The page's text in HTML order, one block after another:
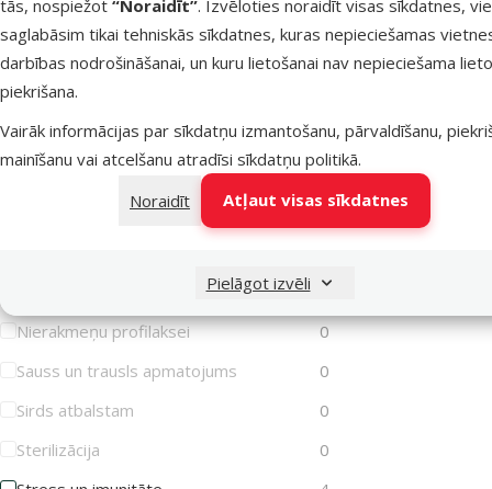
tās, nospiežot “Noraidīt”. Izvēloties noraidīt visas sīkdatnes,
saglabāsim tikai tehniskās sīkdatnes, kuras nepieciešamas
darbības nodrošināšanai, un kuru lietošanai nav nepieciešama
piekrišana.
Vairāk informācijas par sīkdatņu izmantošanu, pārvaldīšanu,
mainīšanu vai atcelšanu atradīsi sīkdatņu politikā.
Noraidīt
Atļaut visas sīkdatnes
Pielāgot izvēli
Iekaisusi āda
0
Imunitātes stiprināšanai
Jutīga gremošana
Jutīga āda
0
Jutīgas locītavas
0
Liekais svars/Aptaukošanās
0
0
Nierakmeņu profilaksei
0
Sauss un trausls apmatojums
0
Sirds atbalstam
0
Sterilizācija
0
Nav pieejams